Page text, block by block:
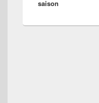
saison